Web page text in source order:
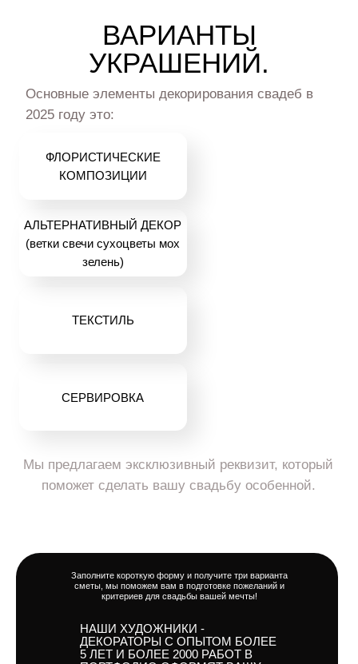
НАШИ ХУДОЖНИКИ -
ДЕКОРАТОРЫ С ОПЫТОМ БОЛЕЕ
5 ЛЕТ И БОЛЕЕ 2000 РАБОТ В
Заполните короткую форму и получите три варианта
сметы, мы поможем вам в подготовке пожеланий и
критериев для свадьбы вашей мечты!
СВАДЕБНОГО ДЕКОРА.